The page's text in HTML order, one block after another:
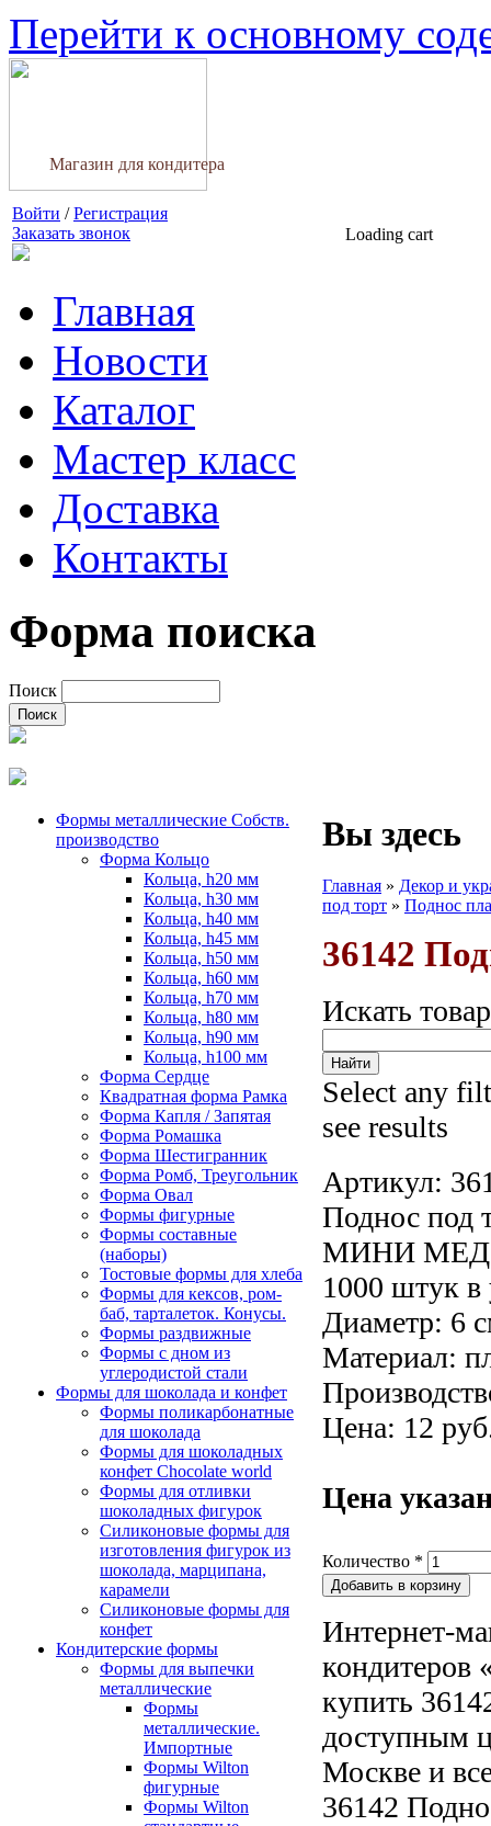
Перейти к основному
Магазин для кондитера
Войти /Регистрация
Заказать звонок
Loading cart
Главная
Новости
Каталог
Мастер класс
Доставка
Контакты
Форма поиска
Поиск
Формы металлические Собств.
производство
Форма Кольцо
Кольца, h20 мм
Кольца, h30 мм
Кольца, h40 мм
Кольца, h45 мм
Кольца, h50 мм
Кольца, h60 мм
Кольца, h70 мм
Кольца, h80 мм
Кольца, h90 мм
Кольца, h100 мм
Форма Сердце
Квадратная форма Рамка
Форма Капля / Запятая
Форма Ромашка
Форма Шестигранник
Форма Ромб, Треугольник
Форма Овал
Формы фигурные
Формы составные
(наборы)
Тостовые формы для хлеба
Формы для кексов, ром-
баб, тарталеток. Конусы.
Формы раздвижные
Формы с дном из
углеродистой стали
Формы для шоколада и конфет
Формы поликарбонатные
для шоколада
Формы для шоколадных
конфет Сhocolate world
Формы для отливки
шоколадных фигурок
Силиконовые формы для
изготовления фигурок из
шоколада, марципана,
карамели
Силиконовые формы для
конфет
Кондитерские формы
Формы для выпечки
металлические
Формы
металлические.
Импортные
Формы Wilton
фигурные
Формы Wilton
Вы здесь
Главная » Декор и
под торт » Поднос
36142
Искать
Select any
see results
Артикул:
Поднос под
МИНИ
1000 штук в
Диаметр: 6
Материал:
Цена: 12
Цена
Количество *
Интернет-
кондитеров
купить
доступным
Москве и
36142